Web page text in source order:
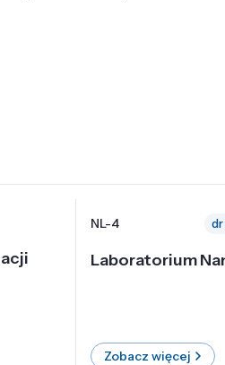
NL-4 dr
Laboratorium
Zobacz więcej